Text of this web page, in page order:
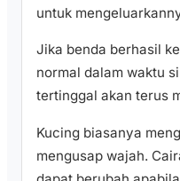
untuk
Jika benda berhasil
normal dalam waktu
tertinggal akan terus
Kucing biasanya
mengusap wajah.